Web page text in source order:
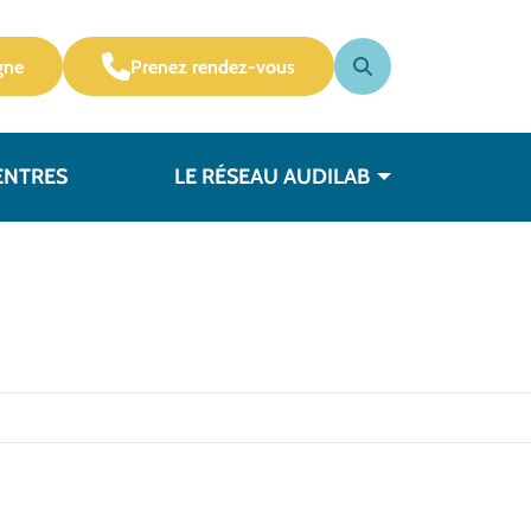
Prenez rendez-vous
LE RÉSEAU AUDILAB